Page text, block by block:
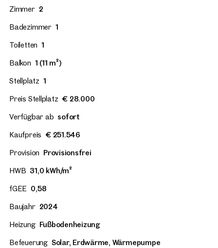
Zimmer 2
Badezimmer 1
Toiletten 1
Balkon 1 (11 m²)
Stellplatz 1
Preis Stellplatz € 28.000
Verfügbar ab sofort
Kaufpreis € 251.546
Provision Provisionsfrei
HWB 31,0 kWh/m²
fGEE 0,58
Baujahr 2024
Heizung Fußbodenheizung
Befeuerung Solar, Erdwärme, Wärmepumpe